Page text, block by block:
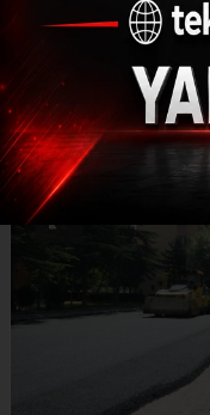
Melikgazi
konforlu hale